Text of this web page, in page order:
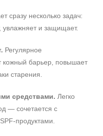
сразу несколько задач:
увлажняет и защищает.
Регулярное
кожный барьер, повышает
старения.
средствами. Легко
— сочетается с
продуктами.